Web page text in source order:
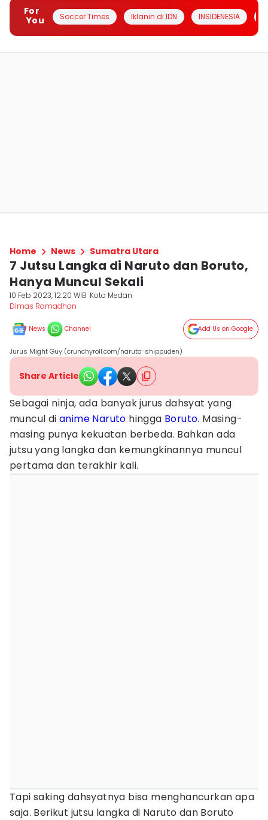
For
You
Soccer Times Iklanin di IDN INSIDENESIA
Home News Sumatra Utara
7 Jutsu Langka di Naruto dan Boruto,
Hanya Muncul Sekali
10 Feb 2023, 12:20 WIB Kota Medan
Dimas Ramadhan
News Channel Add Us on Google
Jurus Might Guy (crunchyroll.com/naruto-shippuden)
Share Article
Sebagai ninja, ada banyak jurus dahsyat yang
muncul dianime Naruto hingga Boruto. Masing-
masing punya kekuatan berbeda. Bahkan ada
jutsu yang langka dan kemungkinannya muncul
pertama dan terakhir kali.
Tapi saking dahsyatnya bisa menghancurkan apa
saja. Berikut jutsu langka di Naruto dan Boruto